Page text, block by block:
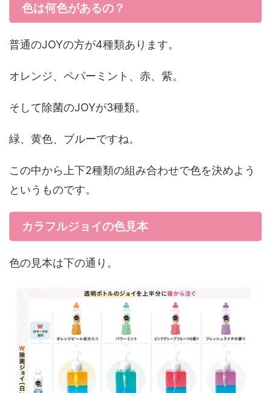
色は何色があるの？
普通のJOYの方が4種類あります。
オレンジ、ペパーミント、赤、紫。
そして除菌のJOYが3種類。
緑、黄色、ブルーですね。
この中から上下2種類の組み合わせで色を決めよう
というものです。
カラフルジョイの色見本
色の見本は下の通り。